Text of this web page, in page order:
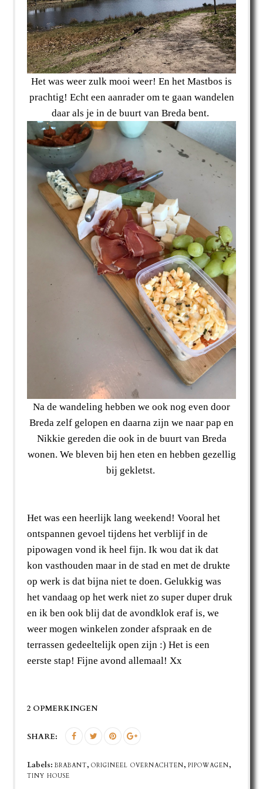
Het was weer zulk mooi weer! En het Mastbos is
prachtig! Echt een aanrader om te gaan wandelen
daar als je in de buurt van Breda bent.
Na de wandeling hebben we ook nog even door
Breda zelf gelopen en daarna zijn we naar pap en
Nikkie gereden die ook in de buurt van Breda
wonen. We bleven bij hen eten en hebben gezellig
bij gekletst.
Het was een heerlijk lang weekend! Vooral het
ontspannen gevoel tijdens het verblijf in de
pipowagen vond ik heel fijn. Ik wou dat ik dat
kon vasthouden maar in de stad en met de drukte
op werk is dat bijna niet te doen. Gelukkig was
het vandaag op het werk niet zo super duper druk
en ik ben ook blij dat de avondklok eraf is, we
weer mogen winkelen zonder afspraak en de
terrassen gedeeltelijk open zijn :) Het is een
eerste stap! Fijne avond allemaal! Xx
2 OPMERKINGEN
SHARE:
Labels:BRABANT,ORIGINEEL OVERNACHTEN,PIPOWAGEN,
TINY HOUSE